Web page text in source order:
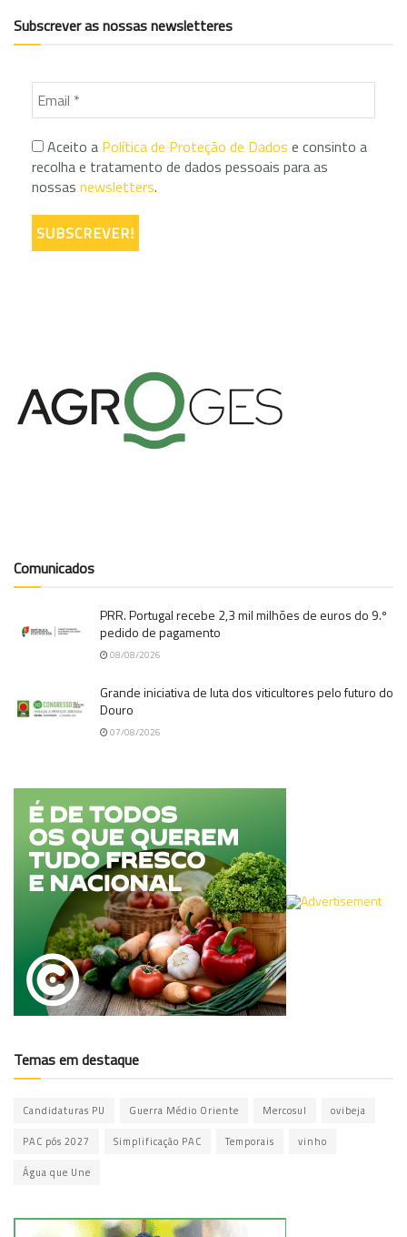
Subscrever as nossas newsletteres
Aceito a Política de Proteção de Dados e consinto a
recolha e tratamento de dados pessoais para as
nossas newsletters.
Comunicados
PRR. Portugal recebe 2,3 mil milhões de euros do 9.º
pedido de pagamento
08/08/2026
Grande iniciativa de luta dos viticultores pelo futuro do
Douro
07/08/2026
Temas em destaque
Candidaturas PU Guerra Médio Oriente Mercosul ovibeja
PAC pós 2027 Simplificação PAC Temporais vinho
Água que Une